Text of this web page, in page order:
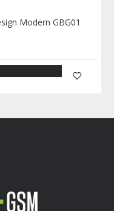
Modern GBG01